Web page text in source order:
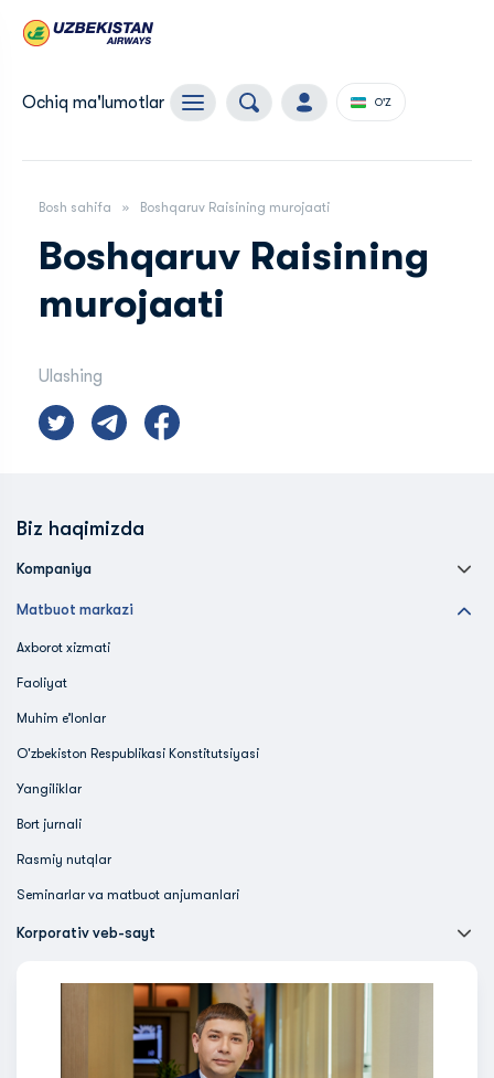
Ochiq ma'lumotlar O'Z
Bosh sahifa Boshqaruv Raisining murojaati
Boshqaruv Raisining
murojaati
Ulashing
Biz haqimizda
Kompaniya
Matbuot markazi
Axborot xizmati
Faoliyat
Muhim e’lonlar
O'zbekiston Respublikasi Konstitutsiyasi
Yangiliklar
Bort jurnali
Rasmiy nutqlar
Seminarlar va matbuot anjumanlari
Korporativ veb-sayt